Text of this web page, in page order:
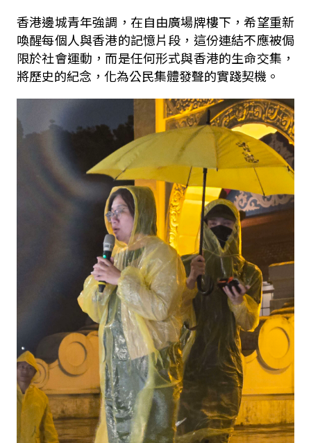
香港邊城青年強調，在自由廣場牌樓下，希望重新
喚醒每個人與香港的記憶片段，這份連結不應被侷
限於社會運動，而是任何形式與香港的生命交集，
將歷史的紀念，化為公民集體發聲的實踐契機。